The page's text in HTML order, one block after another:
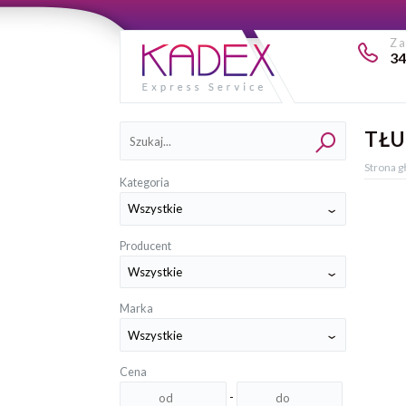
Kategoria
Producent
Marka
Cena
-
Kategorie
Strona